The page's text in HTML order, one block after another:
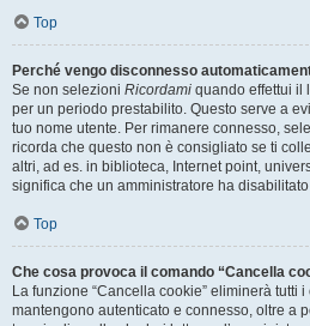
Top
Perché vengo disconnesso
Se non selezioni Ricordami quando effettui il
per un periodo prestabilito. Questo serve a
tuo nome utente. Per rimanere connesso,
ricorda che questo non è consigliato se ti
altri, ad es. in biblioteca, Internet point,
significa che un amministratore ha
Top
Che cosa provoca il comando “Cancella
La funzione “Cancella cookie” eliminerà tutti
mantengono autenticato e connesso, oltre a